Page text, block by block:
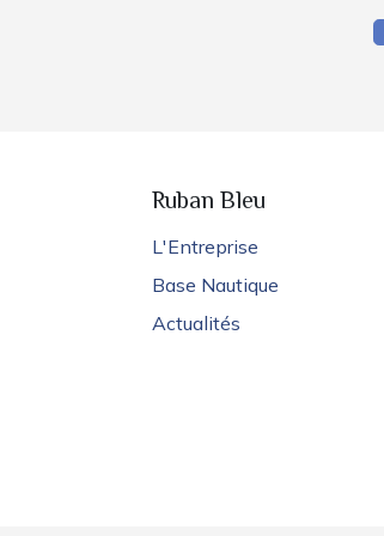
Ruban Bleu
L'Entreprise
Base Nautique
Actualités